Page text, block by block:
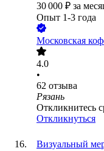
30 000 ₽ за
Опыт 1-3 года
Московская
4.0
•
62 отзыва
Рязань
Откликнитесь
Откликнуться
Визуальный